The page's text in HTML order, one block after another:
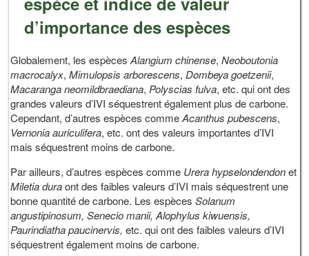
d’importance des espèces
Globalement, les espècesAlangium chinense,Neoboutonia
macrocalyx,Mimulopsis arborescens, Dombeya goetzenii,
Macaranga neomildbraediana, Polyscias fulva, etc. qui ont des
grandes valeurs d’IVI séquestrent également plus de carbone.
Cependant, d’autres espèces commeAcanthus pubescens,
Vernonia auriculifera, etc. ont des valeurs importantes d’IVI
mais séquestrent moins de carbone.
Par ailleurs, d’autres espèces comme Urera hypselondendonet
Miletia duraont des faibles valeurs d’IVI mais séquestrent une
bonne quantité de carbone. Les espècesSolanum
angustipinosum, Senecio manii,Alophylus kiwuensis,
Paurindiatha paucinervis, etc. qui ont des faibles valeurs d’IVI
séquestrent également moins de carbone.